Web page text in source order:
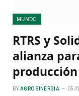
MUNDO
RTRS y
alianza
BY AGRO SINERGIA 05/